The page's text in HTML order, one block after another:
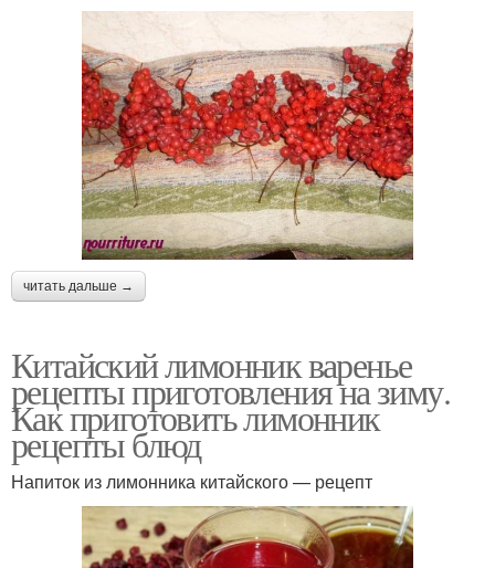
читать дальше →
Китайский лимонник варенье
рецепты приготовления на зиму.
Как приготовить лимонник
рецепты блюд
Напиток из лимонника китайского — рецепт